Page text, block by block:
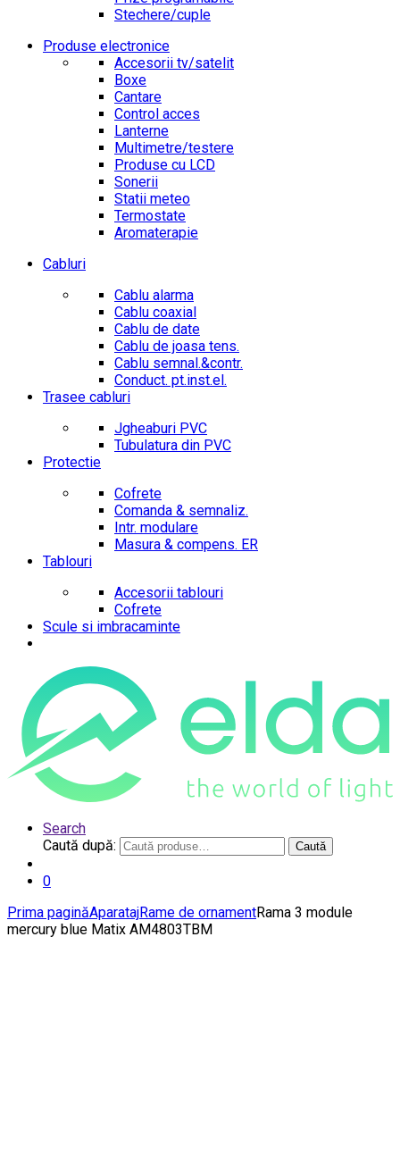
Stechere/cuple
Produse electronice
Accesorii tv/satelit
Boxe
Cantare
Control acces
Lanterne
Multimetre/testere
Produse cu LCD
Sonerii
Statii meteo
Termostate
Aromaterapie
Cabluri
Cablu alarma
Cablu coaxial
Cablu de date
Cablu de joasa tens.
Cablu semnal.&contr.
Conduct. pt.inst.el.
Trasee cabluri
Jgheaburi PVC
Tubulatura din PVC
Protectie
Cofrete
Comanda & semnaliz.
Intr. modulare
Masura & compens. ER
Tablouri
Accesorii tablouri
Cofrete
Scule si imbracaminte
Search
Caută după:
Caută
0
Prima paginăAparatajRame de ornamentRama 3 module
mercury blue Matix AM4803TBM